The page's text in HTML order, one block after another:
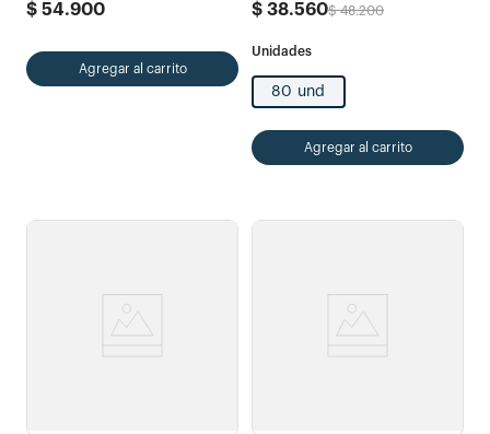
$ 54.900
Agregar al carrito
$ 38.560$ 48.200
80 und
Agregar al carrito